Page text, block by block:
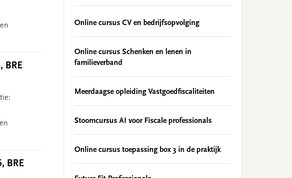
BRE
BRE
Online cursus CV en bedrijfsopvolging
Online cursus Schenken en lenen in
familieverband
Meerdaagse opleiding Vastgoedfiscaliteiten
Stoomcursus AI voor Fiscale professionals
Online cursus toepassing box 3 in de praktijk